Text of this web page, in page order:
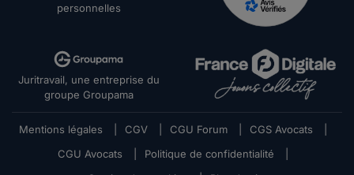
personnelles
Juritravail, une entreprise du
groupe Groupama
Mentions légales CGV CGU Forum CGS Avocats
CGU Avocats
Politique de confidentialité